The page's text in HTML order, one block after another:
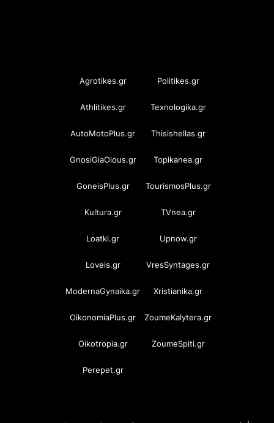
Agrotikes.gr Politikes.gr
Athlitikes.gr Texnologika.gr
AutoMotoPlus.gr Thisishellas.gr
GnosiGiaOlous.gr Topikanea.gr
GoneisPlus.gr TourismosPlus.gr
Kultura.gr TVnea.gr
Loatki.gr Upnow.gr
Loveis.gr VresSyntages.gr
ModernaGynaika.gr Xristianika.gr
OikonomiaPlus.gr ZoumeKalytera.gr
Oikotropia.gr ZoumeSpiti.gr
Perepet.gr